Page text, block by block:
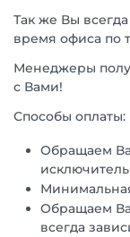
Так же Вы
время офиса по
Менеджеры
с Вами!
Способы оплаты:
Обращаем
Обращаем
всегда